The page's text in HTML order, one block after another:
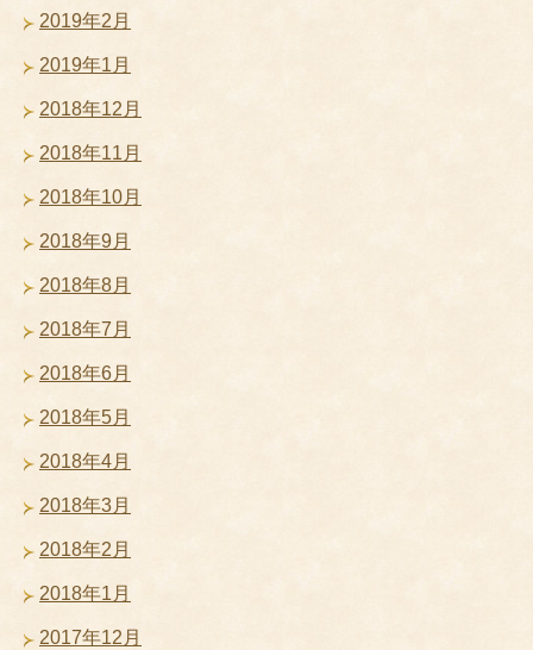
2019年2月
2019年1月
2018年12月
2018年11月
2018年10月
2018年9月
2018年8月
2018年7月
2018年6月
2018年5月
2018年4月
2018年3月
2018年2月
2018年1月
2017年12月